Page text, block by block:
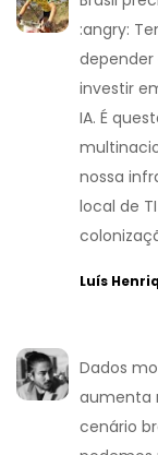
:angry:
depender
investir
IA. É
nossa
local de
Luís
Dados
aumenta
cenário